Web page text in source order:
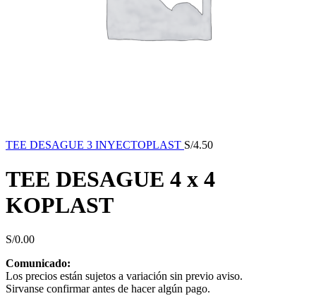
TEE DESAGUE 3 INYECTOPLAST S/4.50
TEE DESAGUE 4 x 4
KOPLAST
S/0.00
Comunicado:
Los precios están sujetos a variación sin previo aviso.
Sirvanse confirmar antes de hacer algún pago.